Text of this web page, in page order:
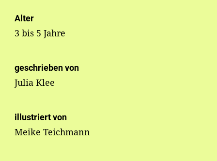
Alter
3 bis 5 Jahre
geschrieben von
Julia Klee
illustriert von
Meike Teichmann